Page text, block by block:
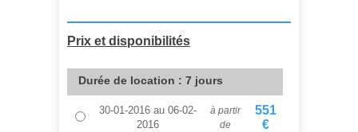
Prix et disponibilités
Durée de location : 7 jours
30-01-2016au 06-02-
2016
à partir
de
551
€